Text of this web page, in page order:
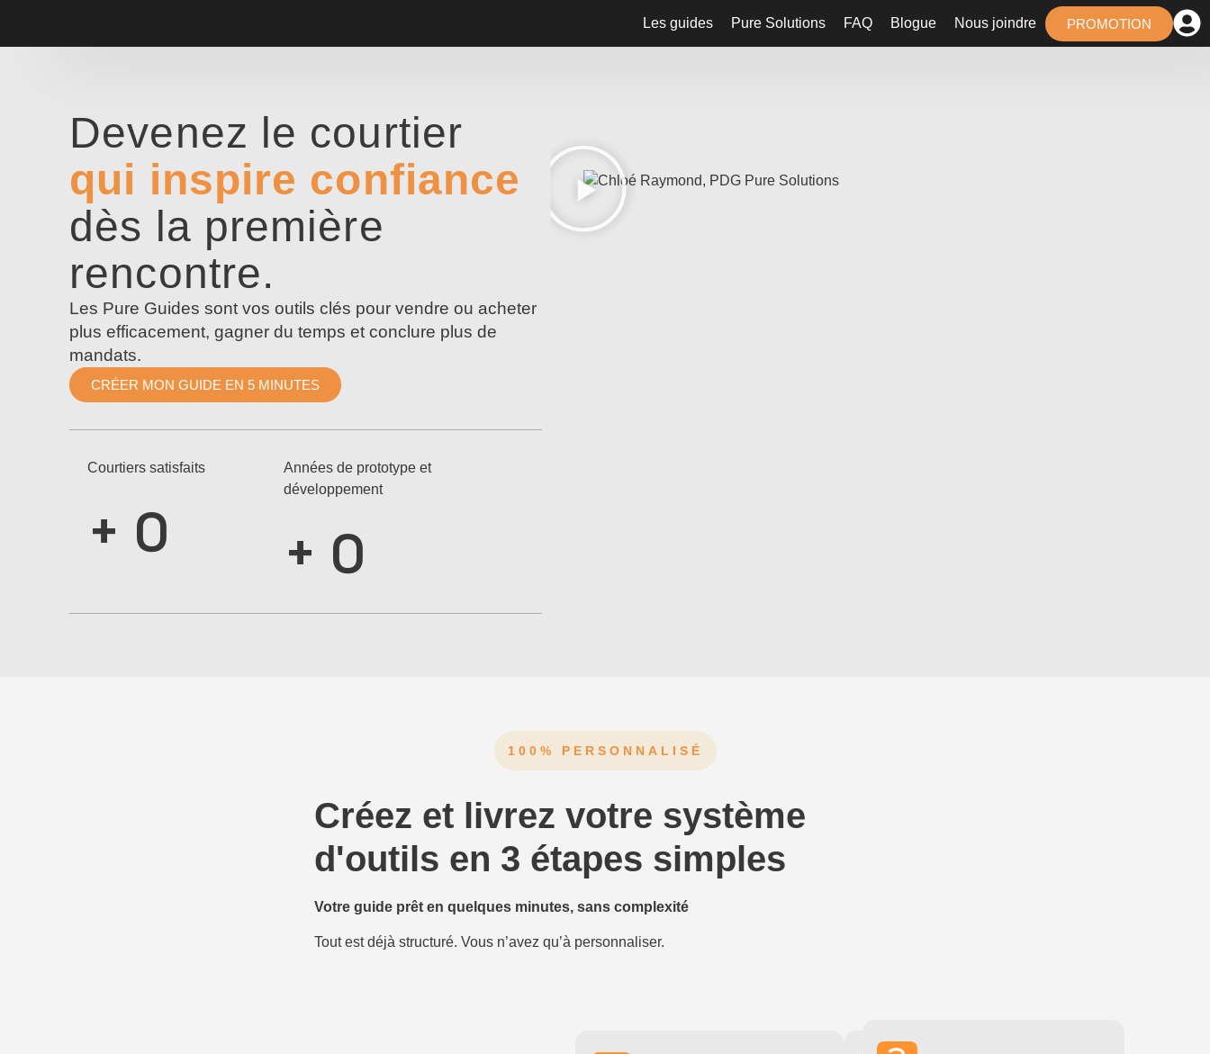
Les guides Pure Solutions FAQ Blogue Nous joindre PROMOTION
Devenez le courtier
qui inspire confiance
dès la première
rencontre.
Les Pure Guides sont vos outils clés pour vendre ou acheter
plus efficacement, gagner du temps et conclure plus de
mandats.
CRÉER MON GUIDE EN 5 MINUTES
Courtiers satisfaits
+ 0
Années de prototype et
développement
+ 0
100% PERSONNALISÉ
Créez et livrez votre système
d'outils en 3 étapes simples
Votre guide prêt en quelques minutes, sans complexité
Tout est déjà structuré. Vous n’avez qu’à personnaliser.